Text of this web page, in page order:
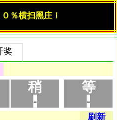
％横扫黑庄！